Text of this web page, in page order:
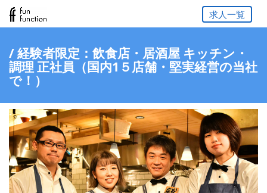
求人一覧
/ 経験者限定：飲食店・居酒屋 キッチン・
調理 正社員（国内1５店舗・堅実経営の当社
で！）